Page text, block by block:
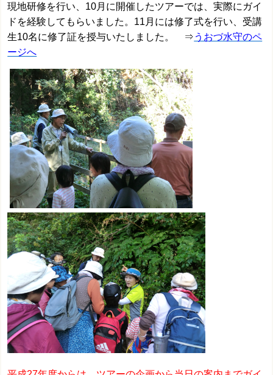
現地研修を行い、10月に開催したツアーでは、実際にガイ
ドを経験してもらいました。11月には修了式を行い、受講
生10名に修了証を授与いたしました。 ⇒ うおづ水守のペ
ージへ